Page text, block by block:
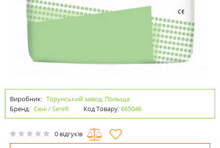
Виробник: Торунський завод, Польща
Бренд: Сені / Seni® Код Товару:665046
0 відгуків